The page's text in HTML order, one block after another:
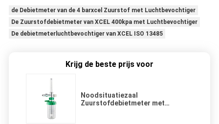
de Debietmeter van de 4 barxcel Zuurstof met Luchtbevochtiger
De Zuurstofdebietmeter van XCEL 400kpa met Luchtbevochtiger
De debietmeterluchtbevochtiger van XCEL ISO 13485
Krijg de beste prijs voor
Noodsituatiezaal
Zuurstofdebietmeter met